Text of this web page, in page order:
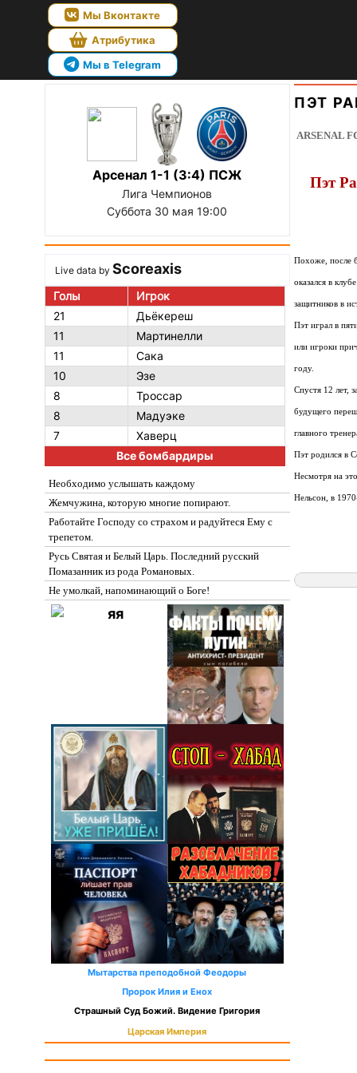
Мы Вконтакте
Атрибутика
Мы в Telegram
Арсенал 1-1 (3:4) ПСЖ
Лига Чемпионов
Суббота 30 мая 19:00
Live data by Scoreaxis
Голы
Игрок
21
Дьёкереш
11
Мартинелли
11
Сака
10
Эзе
8
Троссар
8
Мадуэке
7
Хаверц
Все бомбардиры
Необходимо услышать каждому
Жемчужина, которую многие попирают.
Работайте Господу со страхом и радуйтеся Ему с
трепетом.
Русь Святая и Белый Царь. Последний русский
Помазанник из рода Романовых.
Не умолкай, напоминающий о Боге!
Мытарства преподобной Феодоры
Пророк Илия и Енох
Страшный Суд Божий. Видение Григория
Царская Империя
ПЭТ
ARSENAL
Пэт
Похоже, после
оказался в
защитников в
Пэт играл в
или игроки
году.
Спустя 12 лет,
будущего
главного
Пэт родился в
Несмотря на
Нельсон, в